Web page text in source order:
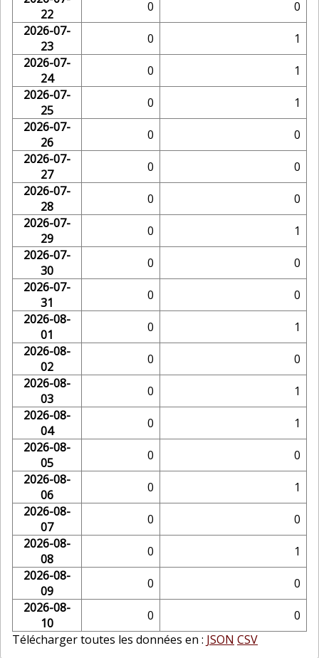
22
0
0
2026-07-
23
0
1
2026-07-
24
0
1
2026-07-
25
0
1
2026-07-
26
0
0
2026-07-
27
0
0
2026-07-
28
0
0
2026-07-
29
0
1
2026-07-
30
0
0
2026-07-
31
0
0
2026-08-
01
0
1
2026-08-
02
0
0
2026-08-
03
0
1
2026-08-
04
0
1
2026-08-
05
0
0
2026-08-
06
0
1
2026-08-
07
0
0
2026-08-
08
0
1
2026-08-
09
0
0
2026-08-
10
0
0
Télécharger toutes les données en : JSON CSV